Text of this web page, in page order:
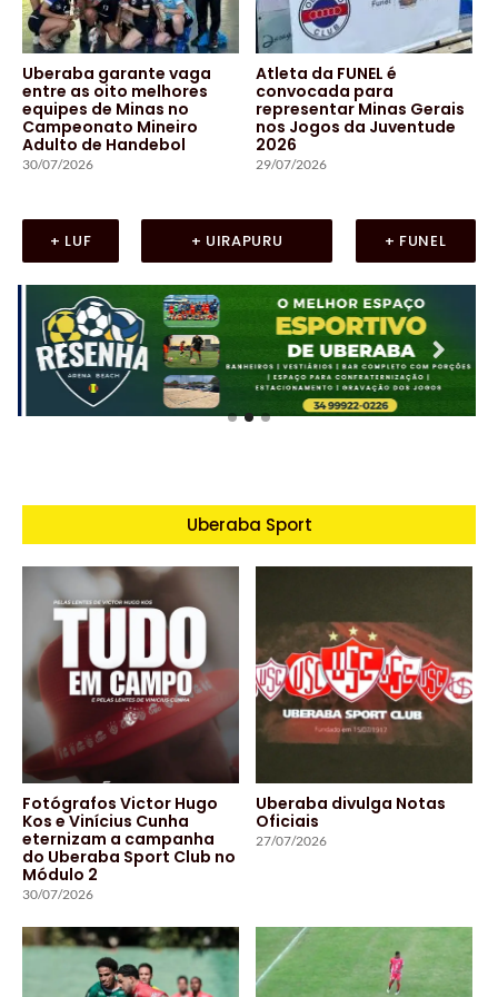
Uberaba garante vaga
entre as oito melhores
equipes de Minas no
Campeonato Mineiro
Adulto de Handebol
30/07/2026
Atleta da FUNEL é
convocada para
representar Minas Gerais
nos Jogos da Juventude
2026
29/07/2026
+ LUF + UIRAPURU + FUNEL
Uberaba Sport
Fotógrafos Victor Hugo
Kos e Vinícius Cunha
eternizam a campanha
do Uberaba Sport Club no
Módulo 2
30/07/2026
Uberaba divulga Notas
Oficiais
27/07/2026